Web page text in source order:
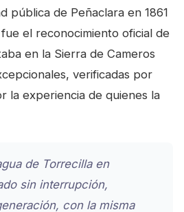
pública de Peñaclara en 1861
el reconocimiento oficial de
en la Sierra de Cameros
verificadas por
la experiencia de quienes la
de Torrecilla en
sin interrupción,
con la misma